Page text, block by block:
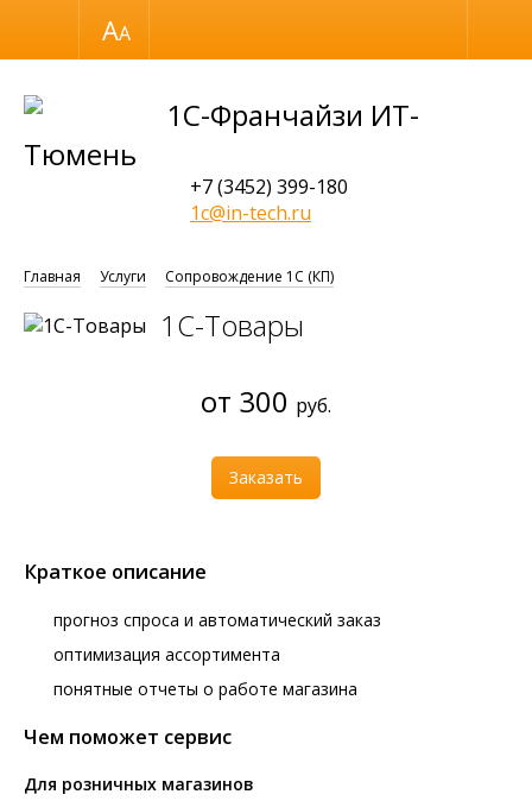
Размер шрифта
1С-Франчайзи ИТ-
Тюмень
+7 (3452) 399-180
1c@in-tech.ru
Главная Услуги Сопровождение 1С (КП)
1С-Товары
от 300 руб.
Заказать
Краткое описание
прогноз спроса и автоматический заказ
оптимизация ассортимента
понятные отчеты о работе магазина
Чем поможет сервис
Для розничных магазинов